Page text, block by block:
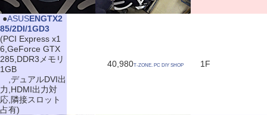
●ASUSENGTX2
85/2DI/1GD3
(PCI Express x1
6,GeForce GTX
285,DDR3メモリ
1GB
,デュアルDVI出
力,HDMI出力対
応,隣接スロット
占有)
40,980T-ZONE. PC DIY SHOP 1F